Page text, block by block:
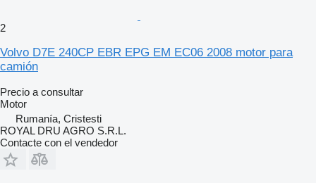
2
Volvo D7E 240CP EBR EPG EM EC06 2008 motor para
camión
Precio a consultar
Motor
Rumanía, Cristesti
ROYAL DRU AGRO S.R.L.
Contacte con el vendedor